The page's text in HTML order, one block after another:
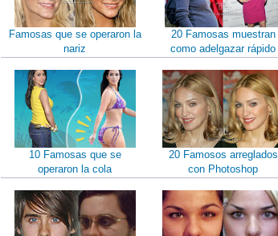
Famosas que se operaron la
nariz
20 Famosas muestran
como adelgazar rápido
10 Famosas que se
operaron la cola
20 Famosos arreglados
con Photoshop